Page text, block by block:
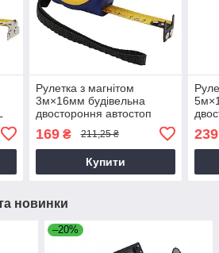
Рулетка з магнітом
3м×16мм будівельна
двостороння автостоп
169₴ 211,25 ₴
Купити
239
новинки
–20%